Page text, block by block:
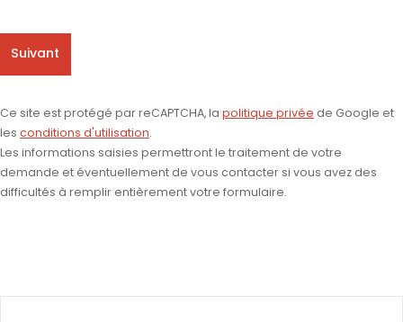
Suivant
Ce site est protégé par reCAPTCHA, la politique privée de Google et
les conditions d'utilisation.
Les informations saisies permettront le traitement de votre
demande et éventuellement de vous contacter si vous avez des
difficultés à remplir entièrement votre formulaire.